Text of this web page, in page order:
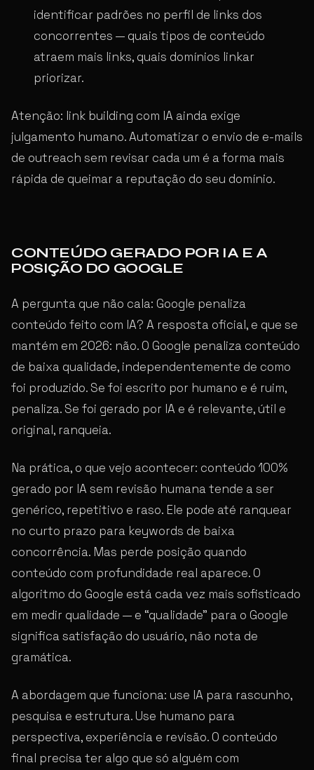
identificar padrões no perfil de links dos
concorrentes — quais tipos de conteúdo
atraem mais links, quais domínios linkar
priorizar.
Atenção: link building com IA ainda exige
julgamento humano. Automatizar o envio de e-mails
de outreach sem revisar cada um é a forma mais
rápida de queimar a reputação do seu domínio.
CONTEÚDO GERADO POR IA E A
POSIÇÃO DO GOOGLE
A pergunta que não cala: Google penaliza
conteúdo feito com IA? A resposta oficial, e que se
mantém em 2026: não. O Google penaliza conteúdo
de baixa qualidade, independentemente de como
foi produzido. Se foi escrito por humano e é ruim,
penaliza. Se foi gerado por IA e é relevante, útil e
original, ranqueia.
Na prática, o que vejo acontecer: conteúdo 100%
gerado por IA sem revisão humana tende a ser
genérico, repetitivo e raso. Ele pode até ranquear
no curto prazo para keywords de baixa
concorrência. Mas perde posição quando
conteúdo com profundidade real aparece. O
algoritmo do Google está cada vez mais sofisticado
em medir qualidade — e “qualidade” para o Google
significa satisfação do usuário, não nota de
gramática.
A abordagem que funciona: use IA para rascunho,
pesquisa e estrutura. Use humano para
perspectiva, experiência e revisão. O conteúdo
final precisa ter algo que só alguém com